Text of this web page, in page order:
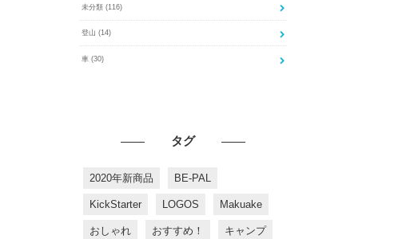
未分類 (116)
登山 (14)
車 (30)
タグ
2020年新商品 BE-PAL
KickStarter LOGOS Makuake
おしゃれ おすすめ！ キャンプ